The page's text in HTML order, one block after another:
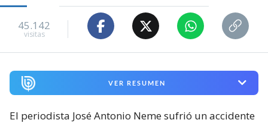
45.142
visitas
VER RESUMEN
El periodista José Antonio Neme sufrió un accidente